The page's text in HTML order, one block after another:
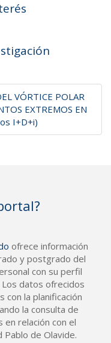
VÓRTICE POLAR
EXTREMOS EN
I+D+i)
ofrece información
y postgrado del
con su perfil
datos ofrecidos
la planificación
la consulta de
en relación con el
de Olavide.